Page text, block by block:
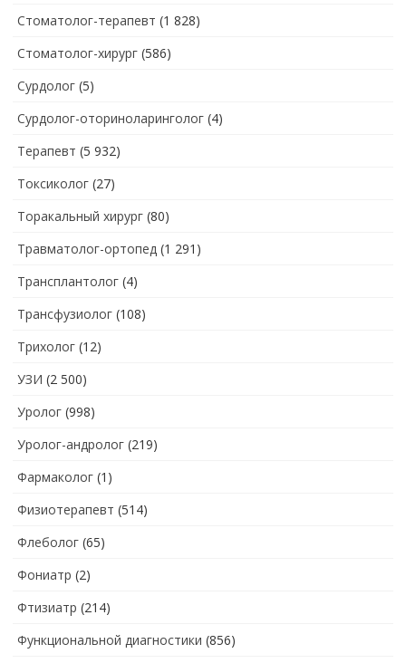
Стоматолог-терапевт (1 828)
Стоматолог-хирург (586)
Сурдолог (5)
Сурдолог-оториноларинголог (4)
Терапевт (5 932)
Токсиколог (27)
Торакальный хирург (80)
Травматолог-ортопед (1 291)
Трансплантолог (4)
Трансфузиолог (108)
Трихолог (12)
УЗИ (2 500)
Уролог (998)
Уролог-андролог (219)
Фармаколог (1)
Физиотерапевт (514)
Флеболог (65)
Фониатр (2)
Фтизиатр (214)
Функциональной диагностики (856)